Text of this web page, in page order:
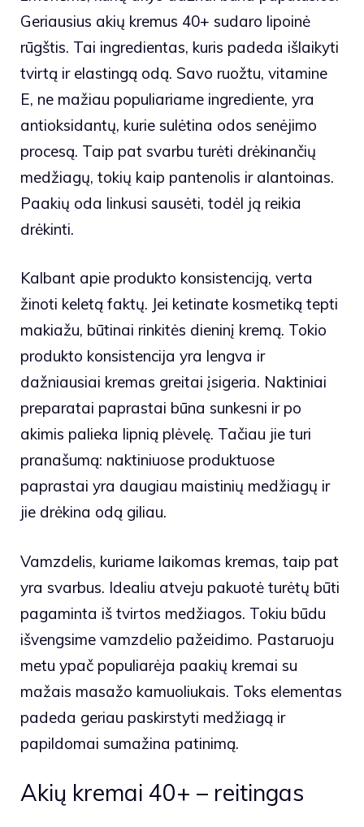
Geriausius akių kremus 40+ sudaro lipoinė
rūgštis. Tai ingredientas, kuris padeda išlaikyti
tvirtą ir elastingą odą. Savo ruožtu, vitamine
E, ne mažiau populiariame ingrediente, yra
antioksidantų, kurie sulėtina odos senėjimo
procesą. Taip pat svarbu turėti drėkinančių
medžiagų, tokių kaip pantenolis ir alantoinas.
Paakių oda linkusi sausėti, todėl ją reikia
drėkinti.
Kalbant apie produkto konsistenciją, verta
žinoti keletą faktų. Jei ketinate kosmetiką tepti
makiažu, būtinai rinkitės dieninį kremą. Tokio
produkto konsistencija yra lengva ir
dažniausiai kremas greitai įsigeria. Naktiniai
preparatai paprastai būna sunkesni ir po
akimis palieka lipnią plėvelę. Tačiau jie turi
pranašumą: naktiniuose produktuose
paprastai yra daugiau maistinių medžiagų ir
jie drėkina odą giliau.
Vamzdelis, kuriame laikomas kremas, taip pat
yra svarbus. Idealiu atveju pakuotė turėtų būti
pagaminta iš tvirtos medžiagos. Tokiu būdu
išvengsime vamzdelio pažeidimo. Pastaruoju
metu ypač populiarėja paakių kremai su
mažais masažo kamuoliukais. Toks elementas
padeda geriau paskirstyti medžiagą ir
papildomai sumažina patinimą.
Akių kremai 40+ – reitingas